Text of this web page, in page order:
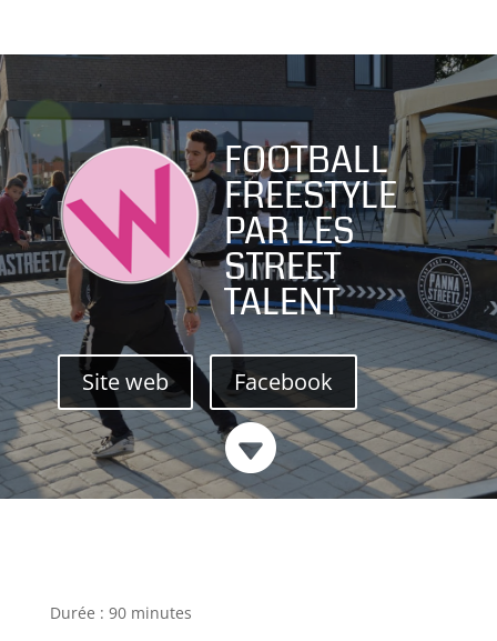
FOOTBALL
FREESTYLE
PAR LES
STREET
TALENT
Site web Facebook

Durée : 90 minutes